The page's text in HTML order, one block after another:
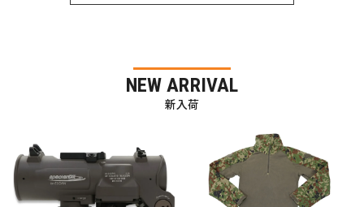
NEW ARRIVAL
新入荷